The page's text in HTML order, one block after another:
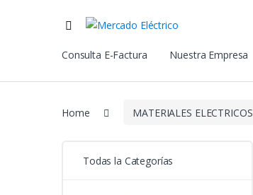
Consulta E-Factura
Nuestra Empresa
Home MATERIALES ELECTRICOS
Todas la Categorías